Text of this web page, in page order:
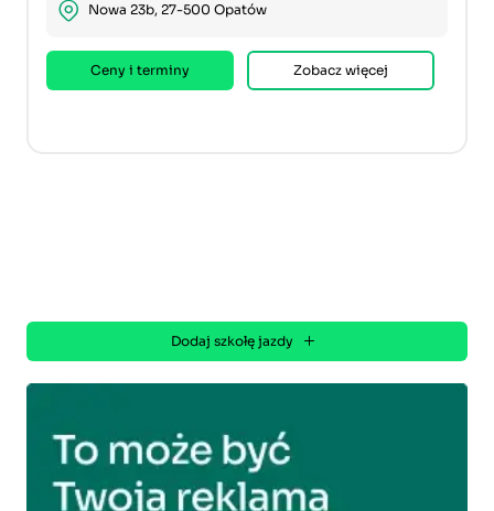
Nowa 23b, 27-500 Opatów
Ceny i terminy Zobacz więcej
Dodaj szkołę jazdy